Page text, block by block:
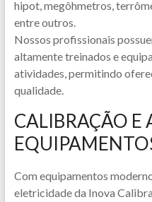
hipot, megôhmetros,
entre outros.
Nossos profissionais
altamente treinados e
atividades, permitindo
qualidade.
CALIBRAÇÃO E
Com equipamentos
eletricidade da Inova